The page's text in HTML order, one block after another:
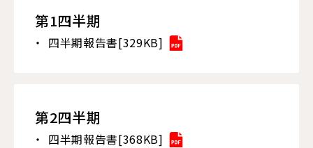
第1四半期
四半期報告書[329KB]
第2四半期
四半期報告書[368KB]